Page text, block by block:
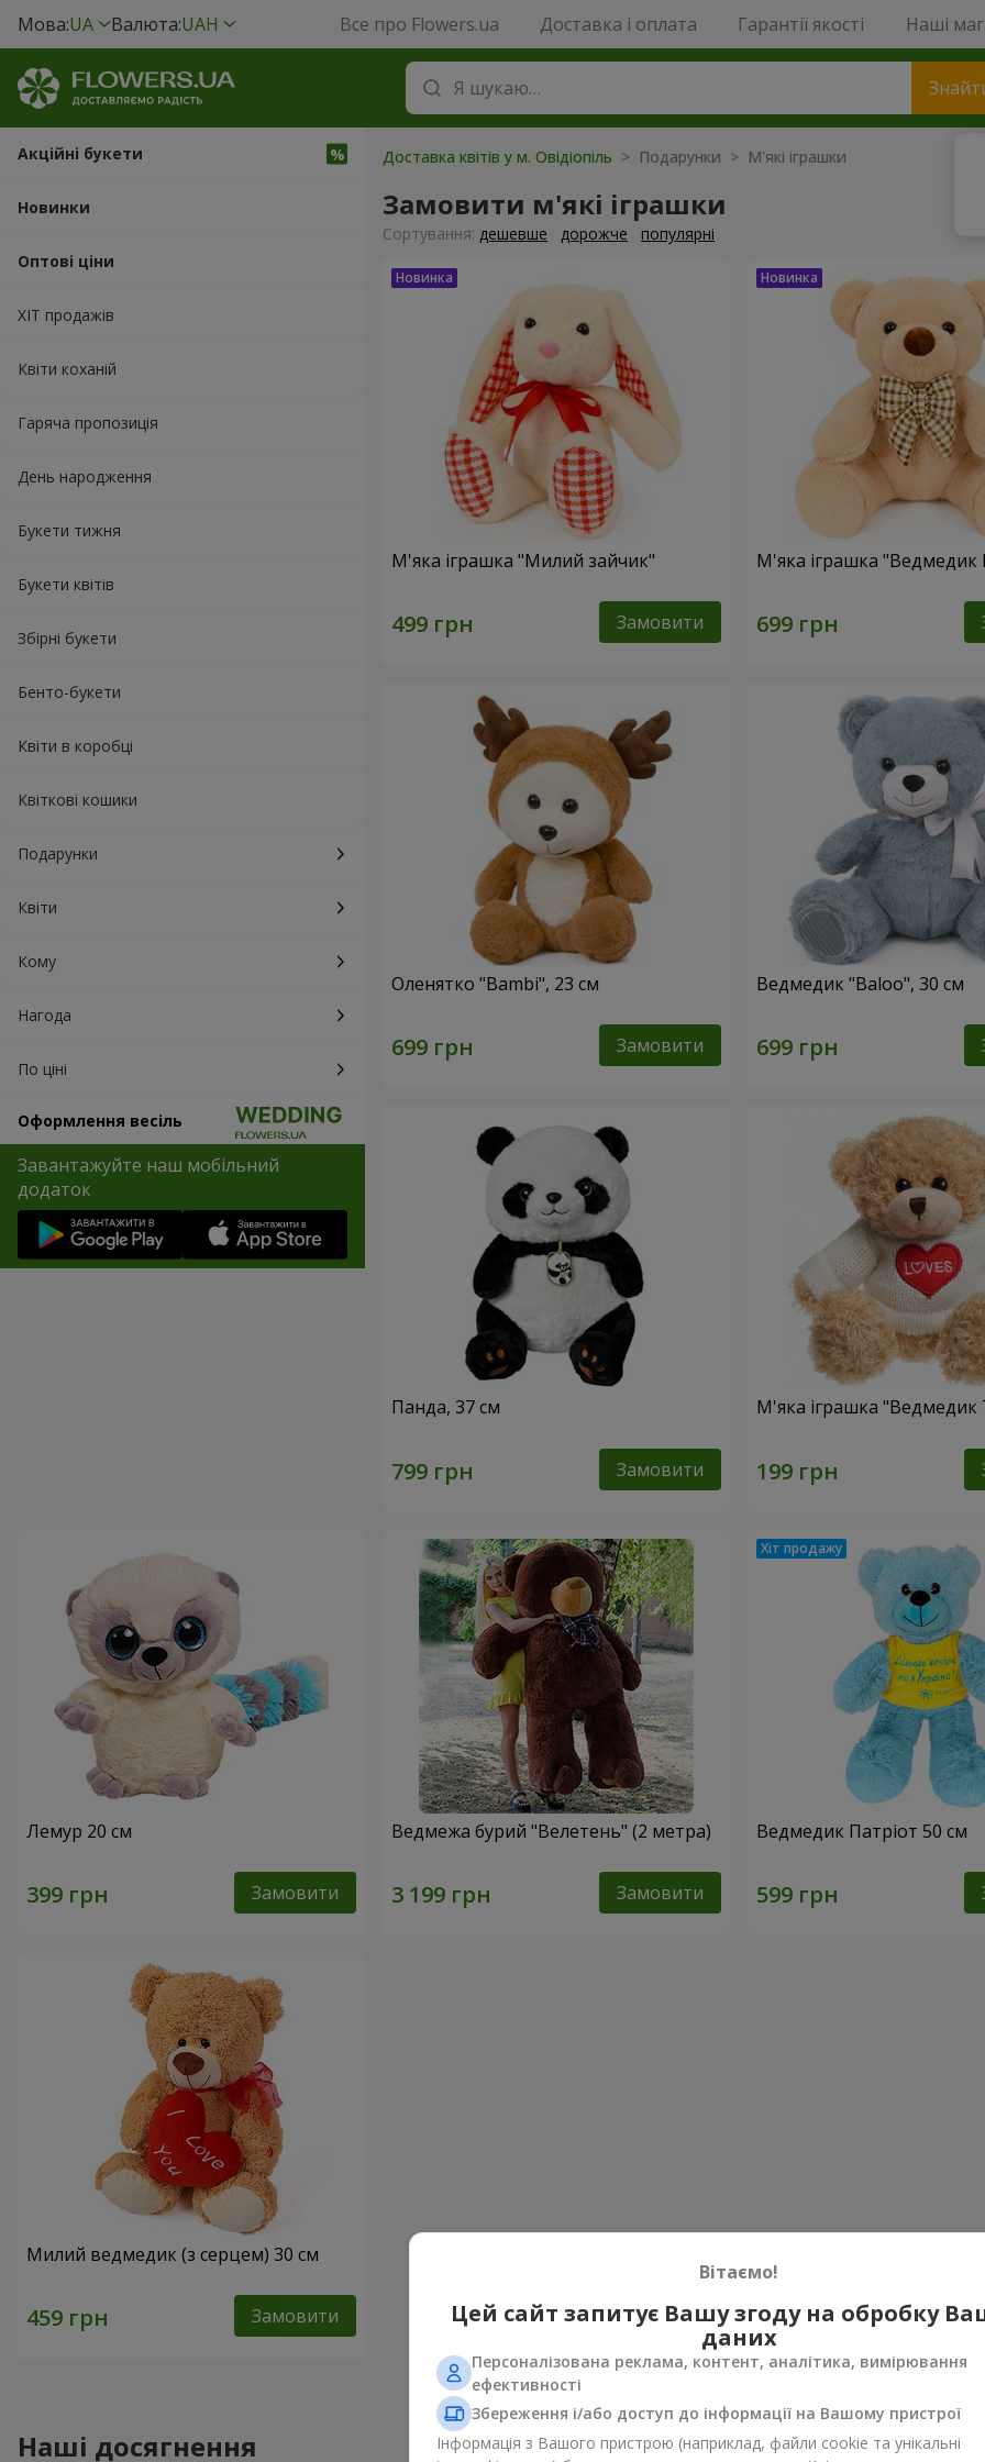
Мова:UA Валюта:UAH Все про Flowers.ua Доставка і оплата Гарантії якості Наші
Акційні букети
Новинки
Оптові ціни
ХІТ продажів
Квіти коханій
Гаряча пропозиція
День народження
Букети тижня
Букети квітів
Збірні букети
Бенто-букети
Квіти в коробці
Квіткові кошики
Подарунки
Квіти
Кому
Нагода
По ціні
Оформлення весіль
Завантажуйте наш мобільний
додаток
Доставка квітів у м. Овідіопіль > Подарунки > М'які іграшки
Замовити м'які іграшки
Сортування: дешевше дорожче популярні
М'яка іграшка "Милий зайчик"
Замовити
М'яка іграшка "Ведмедик
Оленятко "Bambi", 23 см
Замовити
Ведмедик "Baloo", 30 см
Панда, 37 см
Замовити
М'яка іграшка "Ведмедик
Лемур 20 см
Замовити
Ведмежа бурий "Велетень" (2 метра)
Замовити
Ведмедик Патріот 50 см
Милий ведмедик (з серцем) 30 см
Замовити
Наші досягнення
Вітаємо!
Цей сайт запитує Вашу згоду на обробку
даних
Персоналізована реклама, контент, аналітика, вимірювання
ефективності
Збереження і/або доступ до інформації на Вашому пристрої
Інформація з Вашого пристрою (наприклад, файли cookie та унікальні